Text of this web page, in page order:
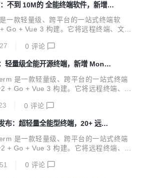
行命令」升级为「沉淀可复用技能与命
哨兵、OpenAI Responses API 等一
页：https://uniterm.net GitHub：http
不到 10M的 全能终端软件，新增更
一款轻量级、跨平台的一站式终端软
Go + Vue 3 构建。它将远程终端、文件
件包中，覆盖 20 余种网络协议，支持
SFTP 双栏文件管理到 Redis 键值浏
对象存储 ——uniTerm 的目标是一个软
问需求。 软件首页：uniterm.net GitHu
0 评论
轻量级全能开源终端，新增 Mongo
然语言数据库查询
是一款轻量级、跨平台的一站式终端
+ Go + Vue 3 构建。它将远程终端、文
软件包中，覆盖 20 余种网络协议，支持
SFTP 双栏文件管理到 Redis 键值浏
对象存储——uniTerm 的目标是一个软
问需求。 官网：uniterm.net GitHub：gi
0 评论
布：超轻量全能型终端，20+ 远程
是一款轻量级、跨平台的一站式终端
+ Go + Vue 3 构建。它将远程终端、文
软件包中，覆盖 20 余种网络协议，支持
0 评论